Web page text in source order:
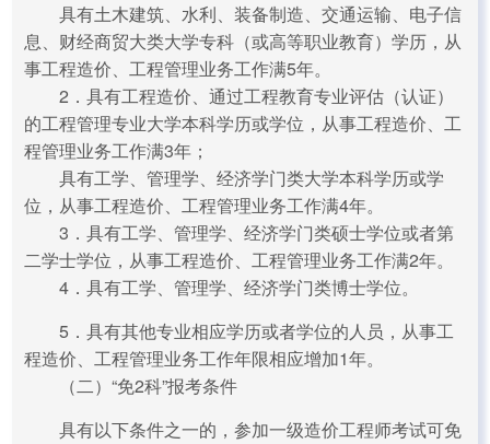
具有土木建筑、水利、装备制造、交通运输、电子信
息、财经商贸大类大学专科（或高等职业教育）学历，从
事工程造价、工程管理业务工作满5年。
2．具有工程造价、通过工程教育专业评估（认证）
的工程管理专业大学本科学历或学位，从事工程造价、工
程管理业务工作满3年；
具有工学、管理学、经济学门类大学本科学历或学
位，从事工程造价、工程管理业务工作满4年。
3．具有工学、管理学、经济学门类硕士学位或者第
二学士学位，从事工程造价、工程管理业务工作满2年。
4．具有工学、管理学、经济学门类博士学位。
5．具有其他专业相应学历或者学位的人员，从事工
程造价、工程管理业务工作年限相应增加1年。
（二）“免2科”报考条件
具有以下条件之一的，参加一级造价工程师考试可免